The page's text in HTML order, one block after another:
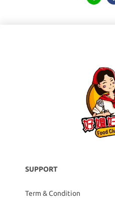
SUPPORT
Term & Condition